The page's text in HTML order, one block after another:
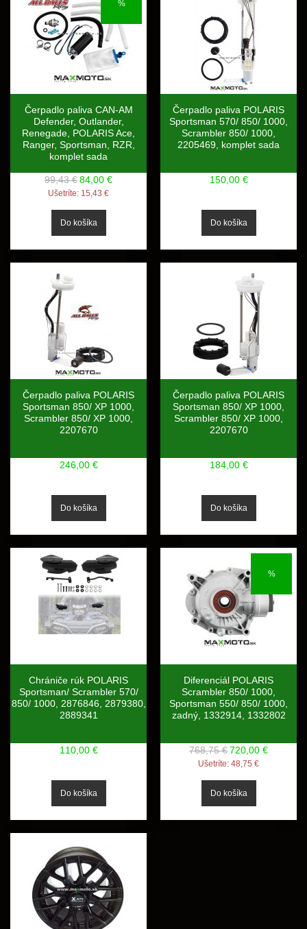
%
Čerpadlo paliva CAN-AM
Defender, Outlander,
Renegade, POLARIS Ace,
Ranger, Sportsman, RZR,
komplet sada
99,43 €84,00 €
Ušetríte: 15,43 €
Čerpadlo paliva POLARIS
Sportsman 570/ 850/ 1000,
Scrambler 850/ 1000,
2205469, komplet sada
150,00 €
Čerpadlo paliva POLARIS
Sportsman 850/ XP 1000,
Scrambler 850/ XP 1000,
2207670
246,00 €
Čerpadlo paliva POLARIS
Sportsman 850/ XP 1000,
Scrambler 850/ XP 1000,
2207670
184,00 €
Chrániče rúk POLARIS
Sportsman/ Scrambler 570/
850/ 1000, 2876846, 2879380,
2889341
110,00 €
%
Diferenciál POLARIS
Scrambler 850/ 1000,
Sportsman 550/ 850/ 1000,
zadný, 1332914, 1332802
768,75 €720,00 €
Ušetríte: 48,75 €